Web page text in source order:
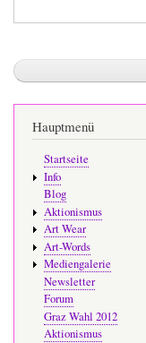
Hauptmenü
Startseite
Info
Blog
Aktionismus
Art Wear
Art-Words
Mediengalerie
Newsletter
Forum
Graz Wahl 2012
Aktionismus